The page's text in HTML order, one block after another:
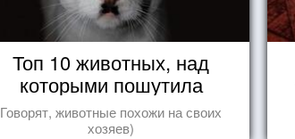
Топ 10 животных, над
которыми пошутила
природа
Говорят, животные похожи на своих
хозяев)